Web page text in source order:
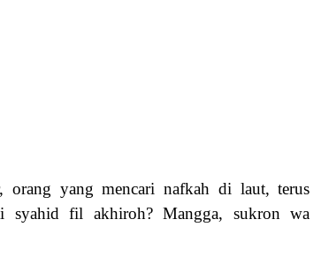
orang yang mencari nafkah di laut, terus
syahid fil akhiroh? Mangga, sukron wa